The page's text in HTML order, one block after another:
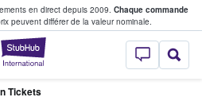
en direct depuis 2009. Chaque commande
peuvent différer de la valeur nominale.
StubHub - Où
des billets
Tickets